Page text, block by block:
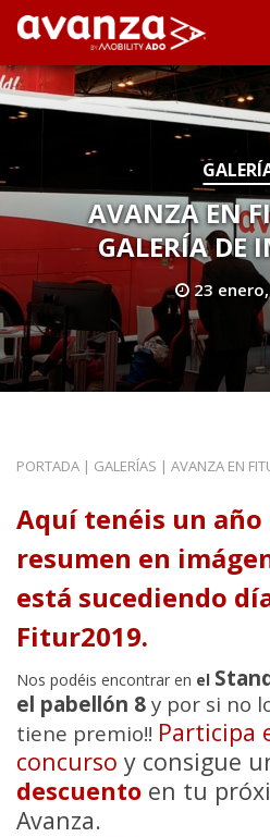
AVANZA EN
GALERÍA DE
23
PORTADA | GALERÍAS | AVANZA EN
Aquí tenéis un año
resumen en
está sucediendo
Fitur2019.
Nos podéis encontrar en el
el pabellón 8 y por si no
tiene premio!! Participa
concurso y consigue
descuento en tu
Avanza.